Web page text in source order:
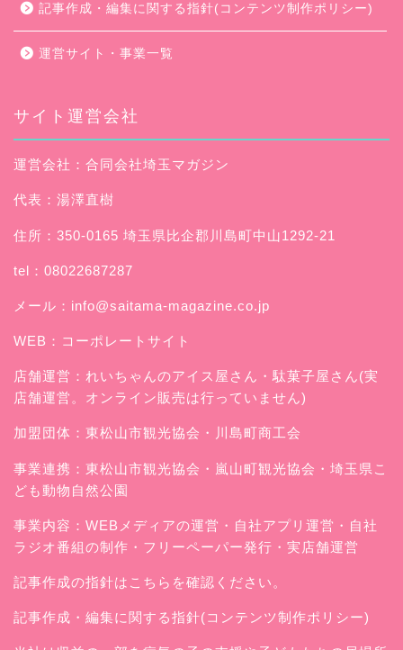
記事作成・編集に関する指針(コンテンツ制作ポリシー)
運営サイト・事業一覧
サイト運営会社
運営会社：合同会社埼玉マガジン
代表：湯澤直樹
住所：350-0165 埼玉県比企郡川島町中山1292-21
tel：08022687287
メール： info@saitama-magazine.co.jp
WEB： コーポレートサイト
店舗運営： れいちゃんのアイス屋さん ・駄菓子屋さん(実
店舗運営。オンライン販売は行っていません)
加盟団体：東松山市観光協会・川島町商工会
事業連携：東松山市観光協会・嵐山町観光協会・埼玉県こ
ども動物自然公園
事業内容：WEBメディアの運営・自社アプリ運営・自社
ラジオ番組の制作・フリーペーパー発行・実店舗運営
記事作成の指針はこちらを確認ください。
記事作成・編集に関する指針(コンテンツ制作ポリシー)